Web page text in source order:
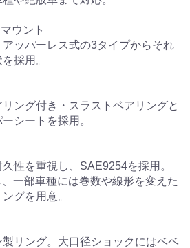
ウント
ッパーレス式の3タイプからそれ
採用。
ング付き・スラストベアリングと
シートを採用。
性を重視し、SAE9254を採用。
一部車種には巻数や線形を変えた
グを用意。
リング。大口径ショックにはベベ